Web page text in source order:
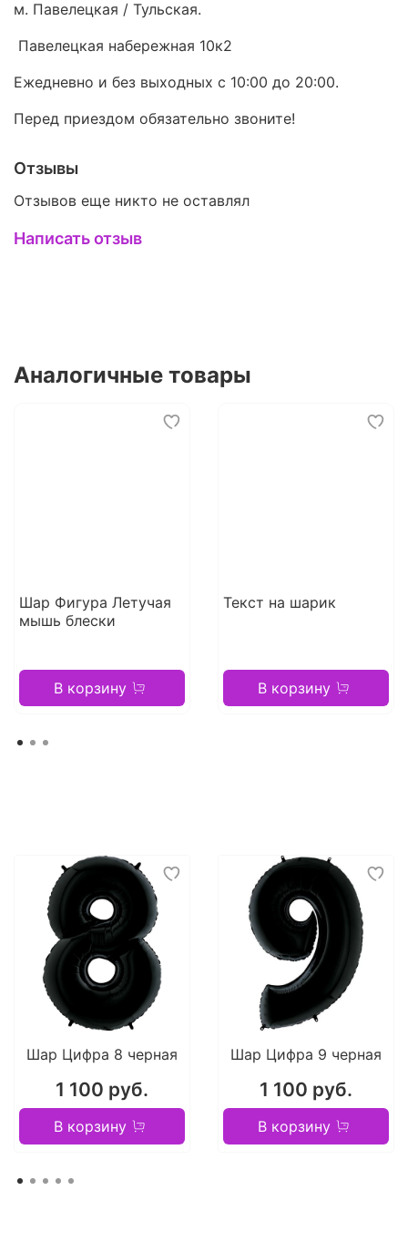
м. Павелецкая / Тульская.
Павелецкая набережная 10к2
Ежедневно и без выходных с 10:00 до 20:00.
Перед приездом обязательно звоните!
Отзывы
Отзывов еще никто не оставлял
Написать отзыв
Аналогичные товары
Шар Фигура Летучая
мышь блески
В корзину
Текст на шарик
В корзину
Шар Цифра 8 черная
1 100 руб.
В корзину
Шар Цифра 9 черная
1 100 руб.
В корзину